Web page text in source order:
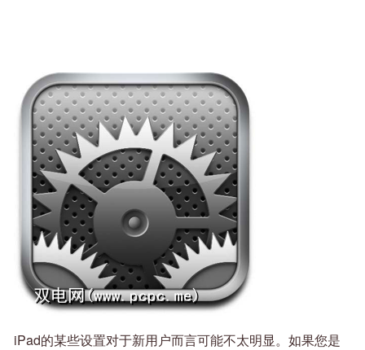
iPad的某些设置对于新用户而言可能不太明显。如果您是